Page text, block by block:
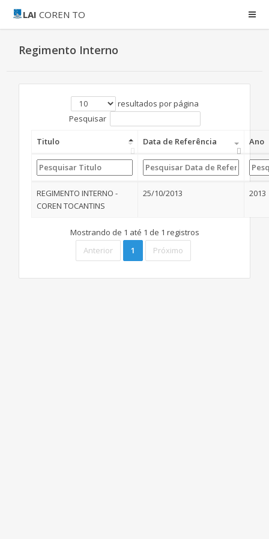
LAI COREN TO
Regimento Interno
resultados por página
Pesquisar
Titulo Data de Referência Ano
REGIMENTO INTERNO -
COREN TOCANTINS
25/10/2013 2013
Mostrando de 1 até 1 de 1 registros
Anterior
1 Próximo